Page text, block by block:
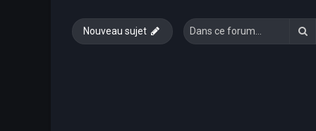
Nouveau sujet